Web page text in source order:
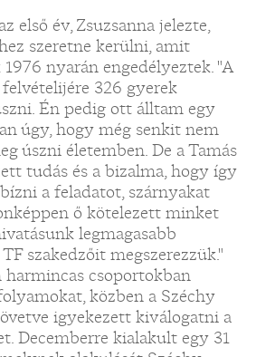
első év, Zsuzsanna jelezte,
szeretne kerülni, amit
1976 nyarán engedélyeztek. "A
326 gyerek
Én pedig ott álltam egy
úgy, hogy még senkit nem
úszni életemben. De a Tamás
tudás és a bizalma, hogy így
a feladatot, szárnyakat
ő kötelezett minket
legmagasabb
szakedzőit megszerezzük."
harmincas csoportokban
közben a Széchy
igyekezett kiválogatni a
Decemberre kialakult egy 31